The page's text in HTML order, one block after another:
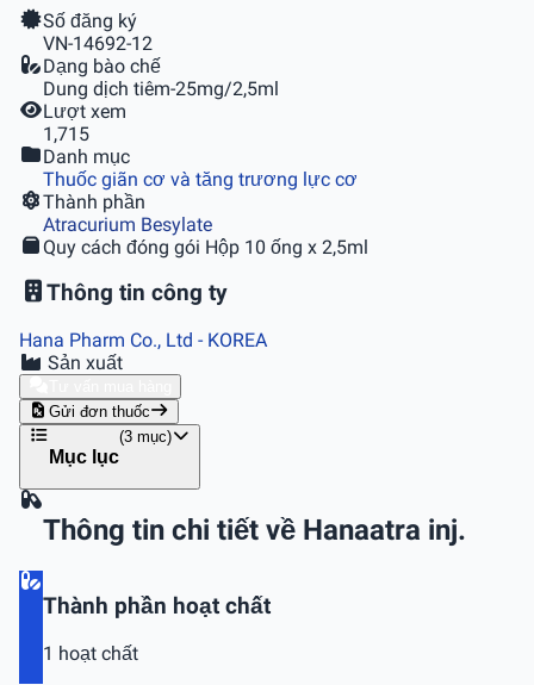
Số đăng ký
VN-14692-12
Dạng bào chế
Dung dịch tiêm-25mg/2,5ml
Lượt xem
1,715
Danh mục
Thuốc giãn cơ và tăng trương lực cơ
Thành phần
Atracurium Besylate
Quy cách đóng gói Hộp 10 ống x 2,5ml
Thông tin công ty
Hana Pharm Co., Ltd - KOREA
Sản xuất
Gửi đơn thuốc
Mục lục
(3 mục)
Thông tin chi tiết về Hanaatra inj.
Thành phần hoạt chất
1 hoạt chất